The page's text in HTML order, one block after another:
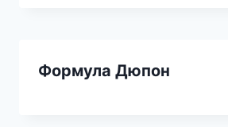
Формула Дюпон